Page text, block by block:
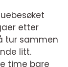
etter
tur sammen
litt.
time bare